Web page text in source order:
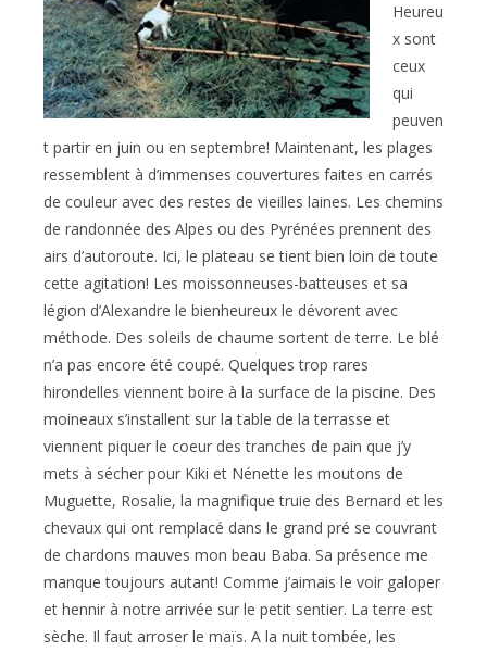
Heureu
x sont
ceux
qui
peuven
t partir en juin ou en septembre! Maintenant, les plages
ressemblent à d’immenses couvertures faites en carrés
de couleur avec des restes de vieilles laines. Les chemins
de randonnée des Alpes ou des Pyrénées prennent des
airs d’autoroute. Ici, le plateau se tient bien loin de toute
cette agitation! Les moissonneuses-batteuses et sa
légion d’Alexandre le bienheureux le dévorent avec
méthode. Des soleils de chaume sortent de terre. Le blé
n’a pas encore été coupé. Quelques trop rares
hirondelles viennent boire à la surface de la piscine. Des
moineaux s’installent sur la table de la terrasse et
viennent piquer le coeur des tranches de pain que j’y
mets à sécher pour Kiki et Nénette les moutons de
Muguette, Rosalie, la magnifique truie des Bernard et les
chevaux qui ont remplacé dans le grand pré se couvrant
de chardons mauves mon beau Baba. Sa présence me
manque toujours autant! Comme j’aimais le voir galoper
et hennir à notre arrivée sur le petit sentier. La terre est
sèche. Il faut arroser le maïs. A la nuit tombée, les